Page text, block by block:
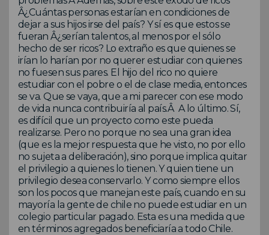
Â¿Cuántas personas estarían en condiciones de
dejar a sus hijos irse del país? Y sí es que estos se
fueran Â¿serían talentos, al menos por el sólo
hecho de ser ricos? Lo extraño es que quienes se
irían lo harían por no querer estudiar con quienes
no fuesen sus pares. El hijo del rico no quiere
estudiar con el pobre o el de clase media, entonces
se va. Que se vaya, que a mi parecer con ese modo
de vida nunca contribuiría al país.Â A lo último. Sí,
es difícil que un proyecto como este pueda
realizarse. Pero no porque no sea una gran idea
(que es la mejor respuesta que he visto, no por ello
no sujeta a deliberación), sino porque implica quitar
el privilegio a quienes lo tienen. Y quien tiene un
privilegio desea conservarlo. Y como siempre ellos
son los pocos que manejan este país, cuando en su
mayoría la gente de chile no puede estudiar en un
colegio particular pagado. Esta es una medida que
en términos agregados beneficiaría a todo Chile.